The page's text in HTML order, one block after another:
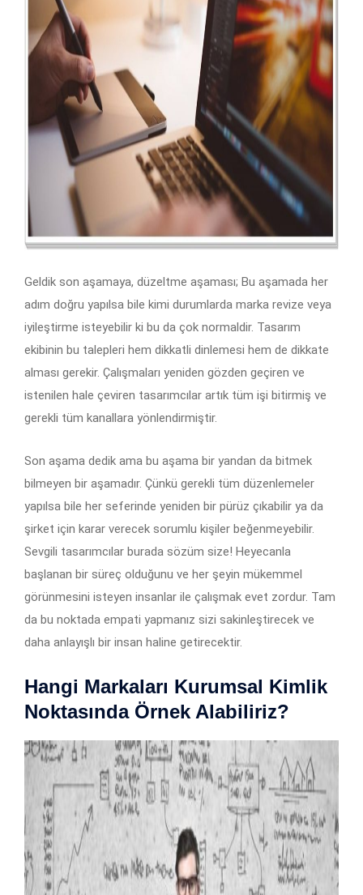
Geldik son aşamaya, düzeltme aşaması; Bu aşamada her
adım doğru yapılsa bile kimi durumlarda marka revize veya
iyileştirme isteyebilir ki bu da çok normaldir. Tasarım
ekibinin bu talepleri hem dikkatli dinlemesi hem de dikkate
alması gerekir. Çalışmaları yeniden gözden geçiren ve
istenilen hale çeviren tasarımcılar artık tüm işi bitirmiş ve
gerekli tüm kanallara yönlendirmiştir.
Son aşama dedik ama bu aşama bir yandan da bitmek
bilmeyen bir aşamadır. Çünkü gerekli tüm düzenlemeler
yapılsa bile her seferinde yeniden bir pürüz çıkabilir ya da
şirket için karar verecek sorumlu kişiler beğenmeyebilir.
Sevgili tasarımcılar burada sözüm size! Heyecanla
başlanan bir süreç olduğunu ve her şeyin mükemmel
görünmesini isteyen insanlar ile çalışmak evet zordur. Tam
da bu noktada empati yapmanız sizi sakinleştirecek ve
daha anlayışlı bir insan haline getirecektir.
Hangi Markaları Kurumsal Kimlik
Noktasında Örnek Alabiliriz?